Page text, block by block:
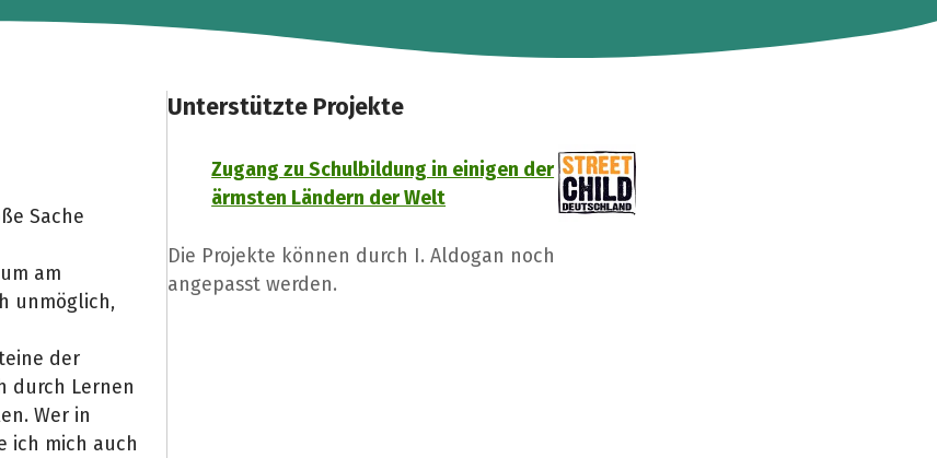
Sache
am
unmöglich,
der
durch Lernen
Wer in
ich mich auch
Unterstützte Projekte
Zugang zu Schulbildung in einigen der
ärmsten Ländern der Welt
Die Projekte können durch I. Aldogan noch
angepasst werden.